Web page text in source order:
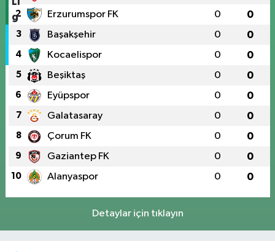
2 Erzurumspor FK 0 0
3 Başakşehir 0 0
4 Kocaelispor 0 0
5 Beşiktaş 0 0
6 Eyüpspor 0 0
7 Galatasaray 0 0
8 Çorum FK 0 0
9 Gaziantep FK 0 0
10 Alanyaspor 0 0
Detaylar için tıklayın